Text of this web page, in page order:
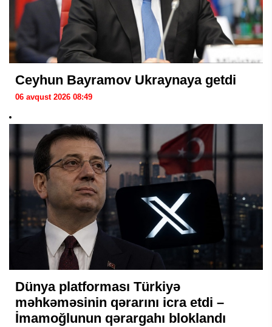
Ceyhun Bayramov Ukraynaya getdi
06 avqust 2026 08:49
Dünya platforması Türkiyə
məhkəməsinin qərarını icra etdi –
İmamoğlunun qərargahı bloklandı